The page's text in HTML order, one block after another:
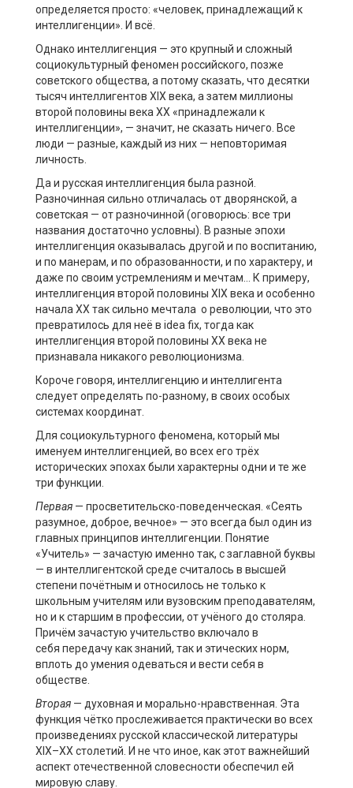
определяется просто: «человек, принадлежащий к
интеллигенции». И всё.
Однако интеллигенция — это крупный и сложный
социокультурный феномен российского, позже
советского общества, а потому сказать, что десятки
тысяч интеллигентов XIX века, а затем миллионы
второй половины века ХХ «принадлежали к
интеллигенции», — значит, не сказать ничего. Все
люди — разные, каждый из них — неповторимая
личность.
Да и русская интеллигенция была разной.
Разночинная сильно отличалась от дворянской, а
советская — от разночинной (оговорюсь: все три
названия достаточно условны). В разные эпохи
интеллигенция оказывалась другой и по воспитанию,
и по манерам, и по образованности, и по характеру, и
даже по своим устремлениям и мечтам… К примеру,
интеллигенция второй половины XIX века и особенно
начала ХХ так сильно мечтала о революции, что это
превратилось для неё в idea fix, тогда как
интеллигенция второй половины ХХ века не
признавала никакого революционизма.
Короче говоря, интеллигенцию и интеллигента
следует определять по-разному, в своих особых
системах координат.
Для социокультурного феномена, который мы
именуем интеллигенцией, во всех его трёх
исторических эпохах были характерны одни и те же
три функции.
Первая — просветительско-поведенческая. «Сеять
разумное, доброе, вечное» — это всегда был один из
главных принципов интеллигенции. Понятие
«Учитель» — зачастую именно так, с заглавной буквы
— в интеллигентской среде считалось в высшей
степени почётным и относилось не только к
школьным учителям или вузовским преподавателям,
но и к старшим в профессии, от учёного до столяра.
Причём зачастую учительство включало в
себя передачу как знаний, так и этических норм,
вплоть до умения одеваться и вести себя в
обществе.
Вторая — духовная и морально-нравственная. Эта
функция чётко прослеживается практически во всех
произведениях русской классической литературы
XIX–ХХ столетий. И не что иное, как этот важнейший
аспект отечественной словесности обеспечил ей
мировую славу.